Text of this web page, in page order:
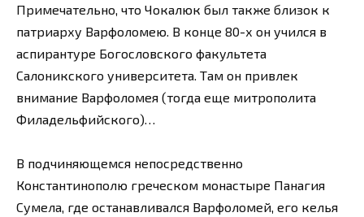
Примечательно, что Чокалюк был также близок к
патриарху Варфоломею. В конце 80-х он учился в
аспирантуре Богословского факультета
Салоникского университета. Там он привлек
внимание Варфоломея (тогда еще митрополита
Филадельфийского)…
В подчиняющемся непосредственно
Константинополю греческом монастыре Панагия
Сумела, где останавливался Варфоломей, его келья